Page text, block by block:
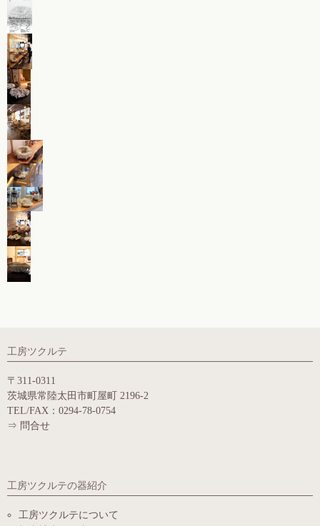
工房ツクルテ
〒311-0311
茨城県常陸太田市町屋町 2196-2
TEL/FAX：0294-78-0754
⇒ 問合せ
工房ツクルテの器紹介
工房ツクルテについて